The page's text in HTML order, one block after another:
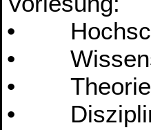
•
•
• Theorie,
• Disziplin